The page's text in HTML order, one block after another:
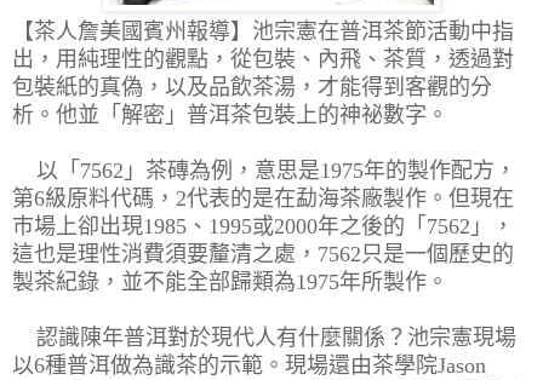
【茶人詹美國賓州報導】 池宗憲在普洱茶節活動中指
出，用純理性的觀點，從包裝、內飛、 茶質，透過對
包裝紙的真偽，以及品飲茶湯，才能得到客觀的分
析。 他並「解密」普洱茶包裝上的神祕數字。
以「7562」茶磚為例，意思是1975年的製作配方，
第6級原料代碼，2代表的是在勐海茶廠製作。 但現在
巿場上卻出現1985、1995或2000年之後的「 7562」，
這也是理性消費須要釐清之處， 7562只是一個歷史的
製茶紀錄， 並不能全部歸類為1975年所製作。
認識陳年普洱對於現代人有什麼關係？ 池宗憲現場
以6種普洱做為識茶的示範。現場還由茶學院Jason